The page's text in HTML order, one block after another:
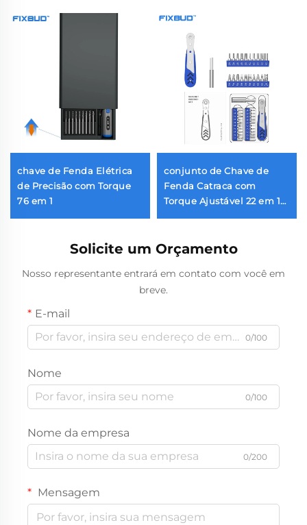
chave de Fenda Elétrica
de Precisão com Torque
76 em 1
conjunto de Chave de
Fenda Catraca com
Torque Ajustável 22 em 1
Solicite um Orçamento
Nosso representante entrará em contato com você em
breve.
E-mail
0/100
Nome
0/100
Nome da empresa
0/200
Mensagem